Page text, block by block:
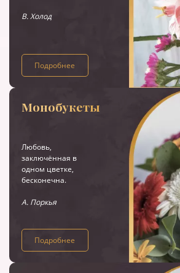
В. Холод
Подробнее
Монобукеты
Любовь,
заключённая в
одном цветке,
бесконечна.
А. Поркья
Подробнее